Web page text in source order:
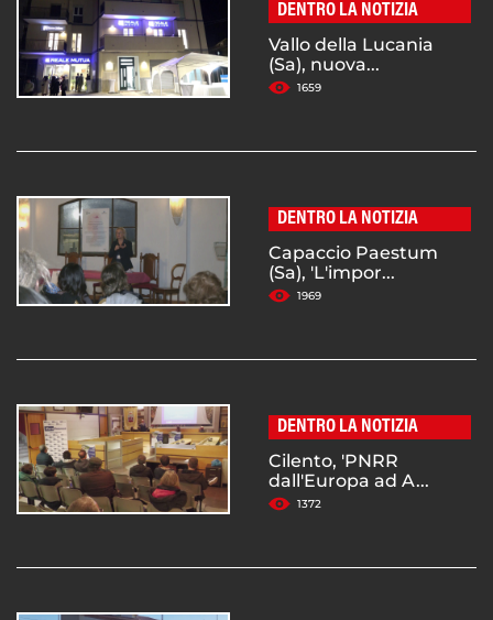
DENTRO LA NOTIZIA
Vallo della Lucania
(Sa), nuova...
1659
DENTRO LA NOTIZIA
Capaccio Paestum
(Sa), 'L'impor...
1969
DENTRO LA NOTIZIA
Cilento, 'PNRR
dall'Europa ad A...
1372